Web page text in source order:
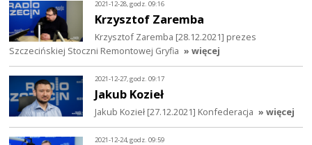
2021-12-28, godz. 09:16
Krzysztof Zaremba
Krzysztof Zaremba [28.12.2021] prezes
Szczecińskiej Stoczni Remontowej Gryfia » więcej
2021-12-27, godz. 09:17
Jakub Kozieł
Jakub Kozieł [27.12.2021] Konfederacja » więcej
2021-12-24, godz. 09:59